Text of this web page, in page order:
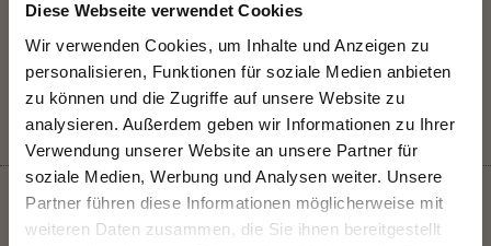
Diese Webseite verwendet Cookies
Wir verwenden Cookies, um Inhalte und Anzeigen zu
personalisieren, Funktionen für soziale Medien anbieten
zu können und die Zugriffe auf unsere Website zu
analysieren. Außerdem geben wir Informationen zu Ihrer
Verwendung unserer Website an unsere Partner für
soziale Medien, Werbung und Analysen weiter. Unsere
Partner führen diese Informationen möglicherweise mit
weiteren Daten zusammen, die Sie ihnen bereitgestellt
IL CONTENUTO VI È STATO UTILE? SÌ
NEWSLETTER-MARLENGO
Scoprite il meglio di Marlengo! 🌄
Iscriviti subito alla nostra newsletter e sarai il primo
a conoscere offerte esclusive, eventi speciali e
consigli nascosti per la tua prossima visita a
Marlengo!
tua vacanza a Marlengo
ancora più bella!